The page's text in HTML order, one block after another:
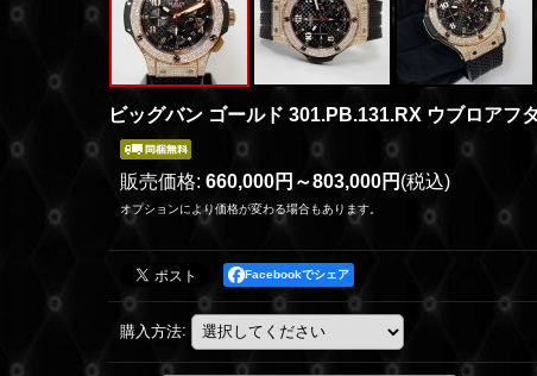
ビッグバン ゴールド 301.PB.131.RX ウブロアフ
販売価格: 660,000円～803,000円 (税込)
オプションにより価格が変わる場合もあります。
Facebookでシェア
購入方法: